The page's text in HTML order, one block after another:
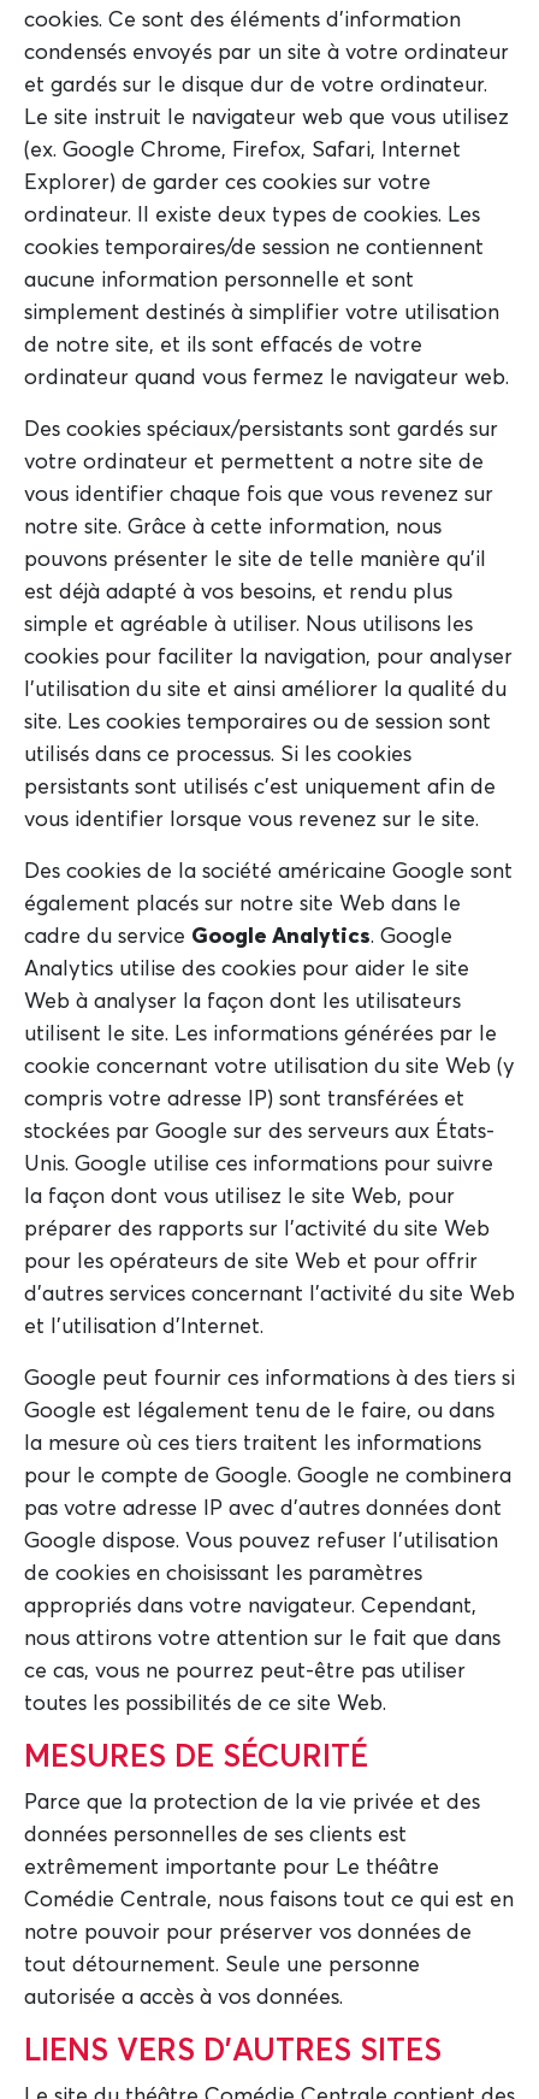
cookies. Ce sont des éléments d'information
condensés envoyés par un site à votre ordinateur
et gardés sur le disque dur de votre ordinateur.
Le site instruit le navigateur web que vous utilisez
(ex. Google Chrome, Firefox, Safari, Internet
Explorer) de garder ces cookies sur votre
ordinateur. Il existe deux types de cookies. Les
cookies temporaires/de session ne contiennent
aucune information personnelle et sont
simplement destinés à simplifier votre utilisation
de notre site, et ils sont effacés de votre
ordinateur quand vous fermez le navigateur web.
Des cookies spéciaux/persistants sont gardés sur
votre ordinateur et permettent a notre site de
vous identifier chaque fois que vous revenez sur
notre site. Grâce à cette information, nous
pouvons présenter le site de telle manière qu'il
est déjà adapté à vos besoins, et rendu plus
simple et agréable à utiliser. Nous utilisons les
cookies pour faciliter la navigation, pour analyser
l'utilisation du site et ainsi améliorer la qualité du
site. Les cookies temporaires ou de session sont
utilisés dans ce processus. Si les cookies
persistants sont utilisés c'est uniquement afin de
vous identifier lorsque vous revenez sur le site.
Des cookies de la société américaine Google sont
également placés sur notre site Web dans le
cadre du service Google Analytics. Google
Analytics utilise des cookies pour aider le site
Web à analyser la façon dont les utilisateurs
utilisent le site. Les informations générées par le
cookie concernant votre utilisation du site Web (y
compris votre adresse IP) sont transférées et
stockées par Google sur des serveurs aux États-
Unis. Google utilise ces informations pour suivre
la façon dont vous utilisez le site Web, pour
préparer des rapports sur l'activité du site Web
pour les opérateurs de site Web et pour offrir
d'autres services concernant l'activité du site Web
et l'utilisation d'Internet.
Google peut fournir ces informations à des tiers si
Google est légalement tenu de le faire, ou dans
la mesure où ces tiers traitent les informations
pour le compte de Google. Google ne combinera
pas votre adresse IP avec d'autres données dont
Google dispose. Vous pouvez refuser l'utilisation
de cookies en choisissant les paramètres
appropriés dans votre navigateur. Cependant,
nous attirons votre attention sur le fait que dans
ce cas, vous ne pourrez peut-être pas utiliser
toutes les possibilités de ce site Web.
MESURES DE SÉCURITÉ
Parce que la protection de la vie privée et des
données personnelles de ses clients est
extrêmement importante pour Le théâtre
Comédie Centrale, nous faisons tout ce qui est en
notre pouvoir pour préserver vos données de
tout détournement. Seule une personne
autorisée a accès à vos données.
LIENS VERS D'AUTRES SITES